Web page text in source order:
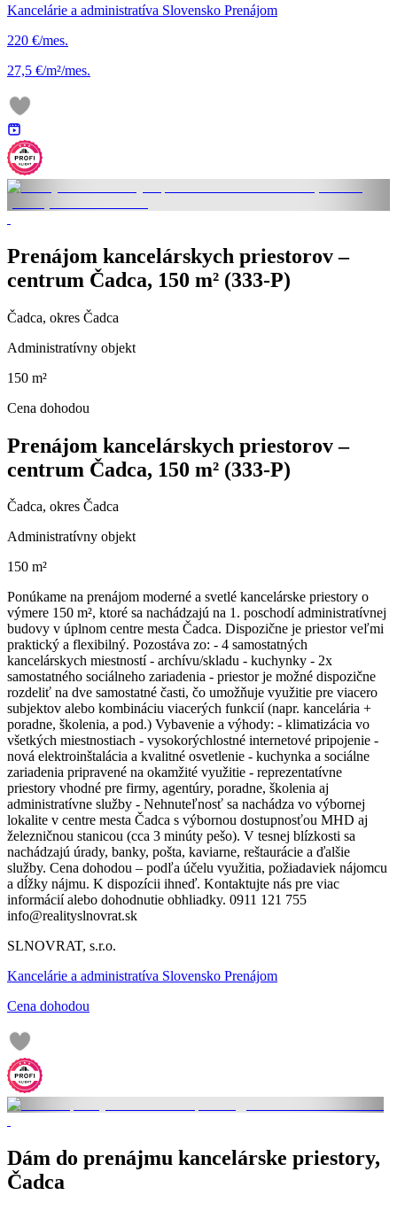
Kancelárie a administratíva Slovensko Prenájom
220 €/mes.
27,5 €/m²/mes.
Prenájom kancelárskych priestorov –
centrum Čadca, 150 m² (333-P)
Čadca, okres Čadca
Administratívny objekt
150 m²
Cena dohodou
Prenájom kancelárskych priestorov –
centrum Čadca, 150 m² (333-P)
Čadca, okres Čadca
Administratívny objekt
150 m²
Ponúkame na prenájom moderné a svetlé kancelárske priestory o
výmere 150 m², ktoré sa nachádzajú na 1. poschodí administratívnej
budovy v úplnom centre mesta Čadca. Dispozične je priestor veľmi
praktický a flexibilný. Pozostáva zo: - 4 samostatných
kancelárskych miestností - archívu/skladu - kuchynky - 2x
samostatného sociálneho zariadenia - priestor je možné dispozične
rozdeliť na dve samostatné časti, čo umožňuje využitie pre viacero
subjektov alebo kombináciu viacerých funkcií (napr. kancelária +
poradne, školenia, a pod.) Vybavenie a výhody: - klimatizácia vo
všetkých miestnostiach - vysokorýchlostné internetové pripojenie -
nová elektroinštalácia a kvalitné osvetlenie - kuchynka a sociálne
zariadenia pripravené na okamžité využitie - reprezentatívne
priestory vhodné pre firmy, agentúry, poradne, školenia aj
administratívne služby - Nehnuteľnosť sa nachádza vo výbornej
lokalite v centre mesta Čadca s výbornou dostupnosťou MHD aj
železničnou stanicou (cca 3 minúty pešo). V tesnej blízkosti sa
nachádzajú úrady, banky, pošta, kaviarne, reštaurácie a ďalšie
služby. Cena dohodou – podľa účelu využitia, požiadaviek nájomcu
a dĺžky nájmu. K dispozícii ihneď. Kontaktujte nás pre viac
informácií alebo dohodnutie obhliadky. 0911 121 755
info@realityslnovrat.sk
SLNOVRAT, s.r.o.
Kancelárie a administratíva Slovensko Prenájom
Cena dohodou
Dám do prenájmu kancelárske priestory,
Čadca